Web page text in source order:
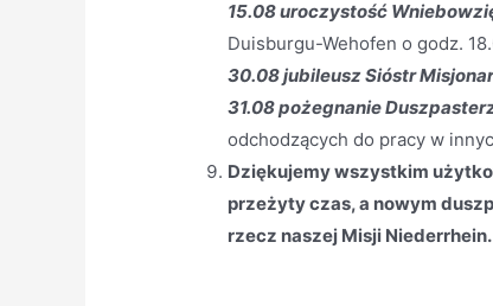
15.08 uroczystość
Duisburgu-Wehofen o godz.
30.08 jubileusz Sióstr
31.08 pożegnanie
odchodzących do pracy w
Dziękujemy wszystkim
przeżyty czas, a nowym
rzecz naszej Misji Niederrhein.